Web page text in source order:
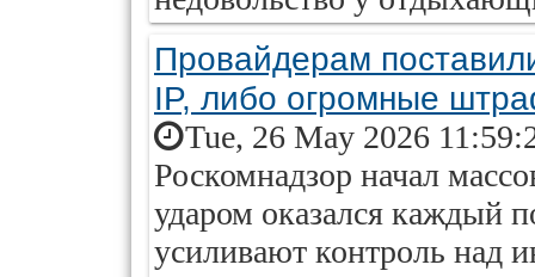
Провайдерам
IP, либо огромные
Tue, 26 May 2026
Роскомнадзор начал
ударом оказался каждый
усиливают контроль над